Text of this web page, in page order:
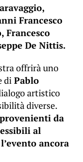
Francesco
Francesco
De Nittis.
offrirà uno
di Pablo
artistico
diverse.
da
al
ancora